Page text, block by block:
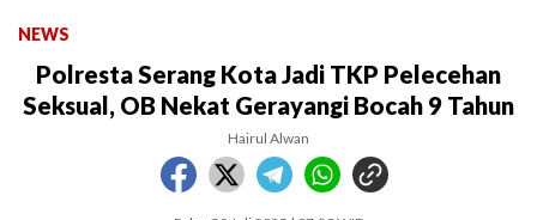
NEWS
Polresta Serang Kota Jadi TKP Pelecehan
Seksual, OB Nekat Gerayangi Bocah 9 Tahun
Hairul Alwan